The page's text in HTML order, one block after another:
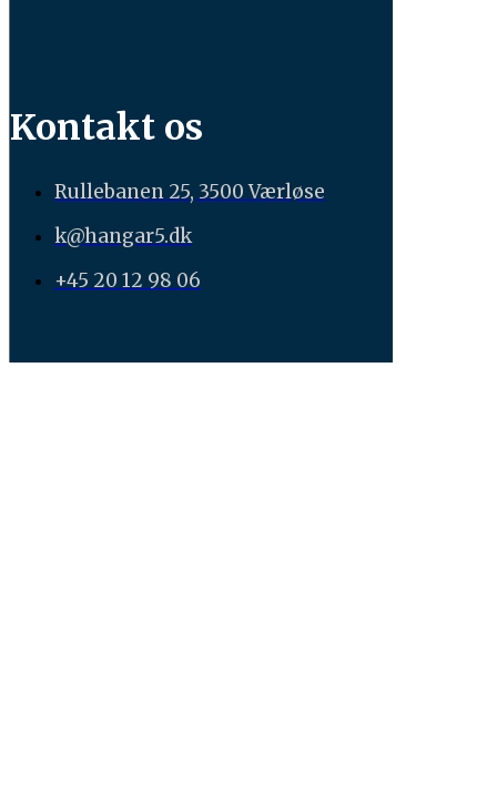
Kontakt os
Rullebanen 25, 3500 Værløse
k@hangar5.dk
+45 20 12 98 06